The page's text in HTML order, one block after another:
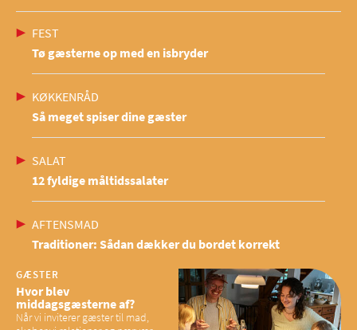
FEST
Tø gæsterne op med en isbryder
KØKKENRÅD
Så meget spiser dine gæster
SALAT
12 fyldige måltidssalater
AFTENSMAD
Traditioner: Sådan dækker du bordet korrekt
GÆSTER
Hvor blev
middagsgæsterne af?
Når vi inviterer gæster til mad,